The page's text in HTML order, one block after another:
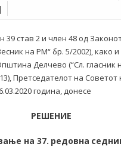
39 став 2 и член 48 од
на РМ“ бр. 5/2002), како
Делчево (“Сл.
Претседателот на
година, донесе
РЕШЕНИЕ
на 37. редовна